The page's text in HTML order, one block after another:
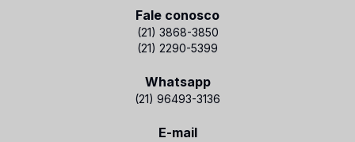
Fale conosco
(21) 3868-3850
(21) 2290-5399
Whatsapp
(21) 96493-3136
E-mail